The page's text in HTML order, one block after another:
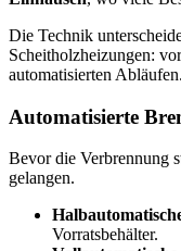
Die Technik
Scheitholzheizungen:
automatisierten Abläufen.
Automatisierte
Bevor die Verbrennung
gelangen.
Vorratsbehälter.